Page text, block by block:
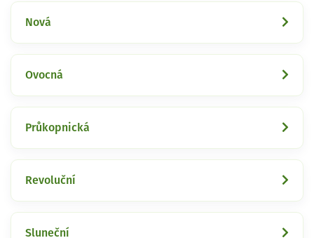
Nová
Ovocná
Průkopnická
Revoluční
Sluneční